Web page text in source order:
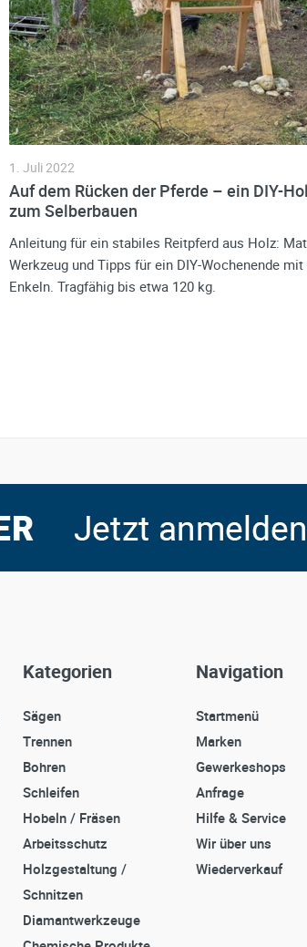
Auf dem Rücken der Pferde – ein DIY-
zum Selberbauen
1. Juli 2022
Anleitung für ein stabiles Reitpferd aus Holz:
Werkzeug und Tipps für ein DIY-Wochenende
Enkeln. Tragfähig bis etwa 120 kg.
Kategorien
Sägen
Trennen
Bohren
Schleifen
Hobeln / Fräsen
Arbeitsschutz
Holzgestaltung /
Schnitzen
Diamantwerkzeuge
Navigation
Startmenü
Marken
Gewerkeshops
Anfrage
Hilfe & Service
Wir über uns
Wiederverkauf